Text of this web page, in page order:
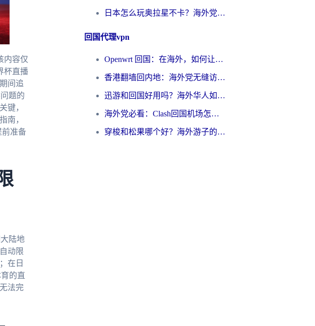
内容仅
杯直播
间追
题的
键，
南，
前准备
陆地
动限
在日
的直
法完
日本怎么玩奥拉星不卡？海外党国服游戏加速器选择全攻略
回国代理vpn
Openwrt 回国：在海外，如何让家的网络触手可及
香港翻墙回内地：海外党无缝访问国内资源的加速器选择全攻略
迅游和回国好用吗？海外华人如何选择靠谱的回国加速器
海外党必看：Clash回国机场怎么选？一篇搞定无缝访问国内资源的全攻略
穿梭和松果哪个好？海外游子的数字归乡路，到底该怎么选